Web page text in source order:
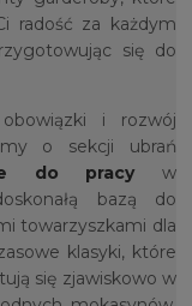
radość za każdym
się do
i rozwój
o sekcji ubrań
do pracyw
bazą do
towarzyszkami dla
klasyki, które
się zjawiskowo w